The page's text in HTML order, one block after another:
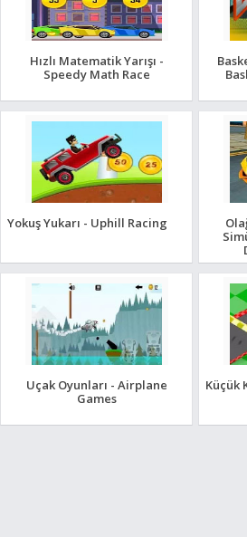
Hızlı Matematik Yarışı -
Speedy Math Race
Yokuş Yukarı - Uphill Racing
Uçak Oyunları - Airplane
Games
Küçük